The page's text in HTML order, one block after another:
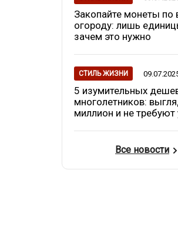
Закопайте монеты по
огороду: лишь
зачем это нужно
СТИЛЬ ЖИЗНИ
5 изумительных
многолетников:
миллион и не требуют
Все новости